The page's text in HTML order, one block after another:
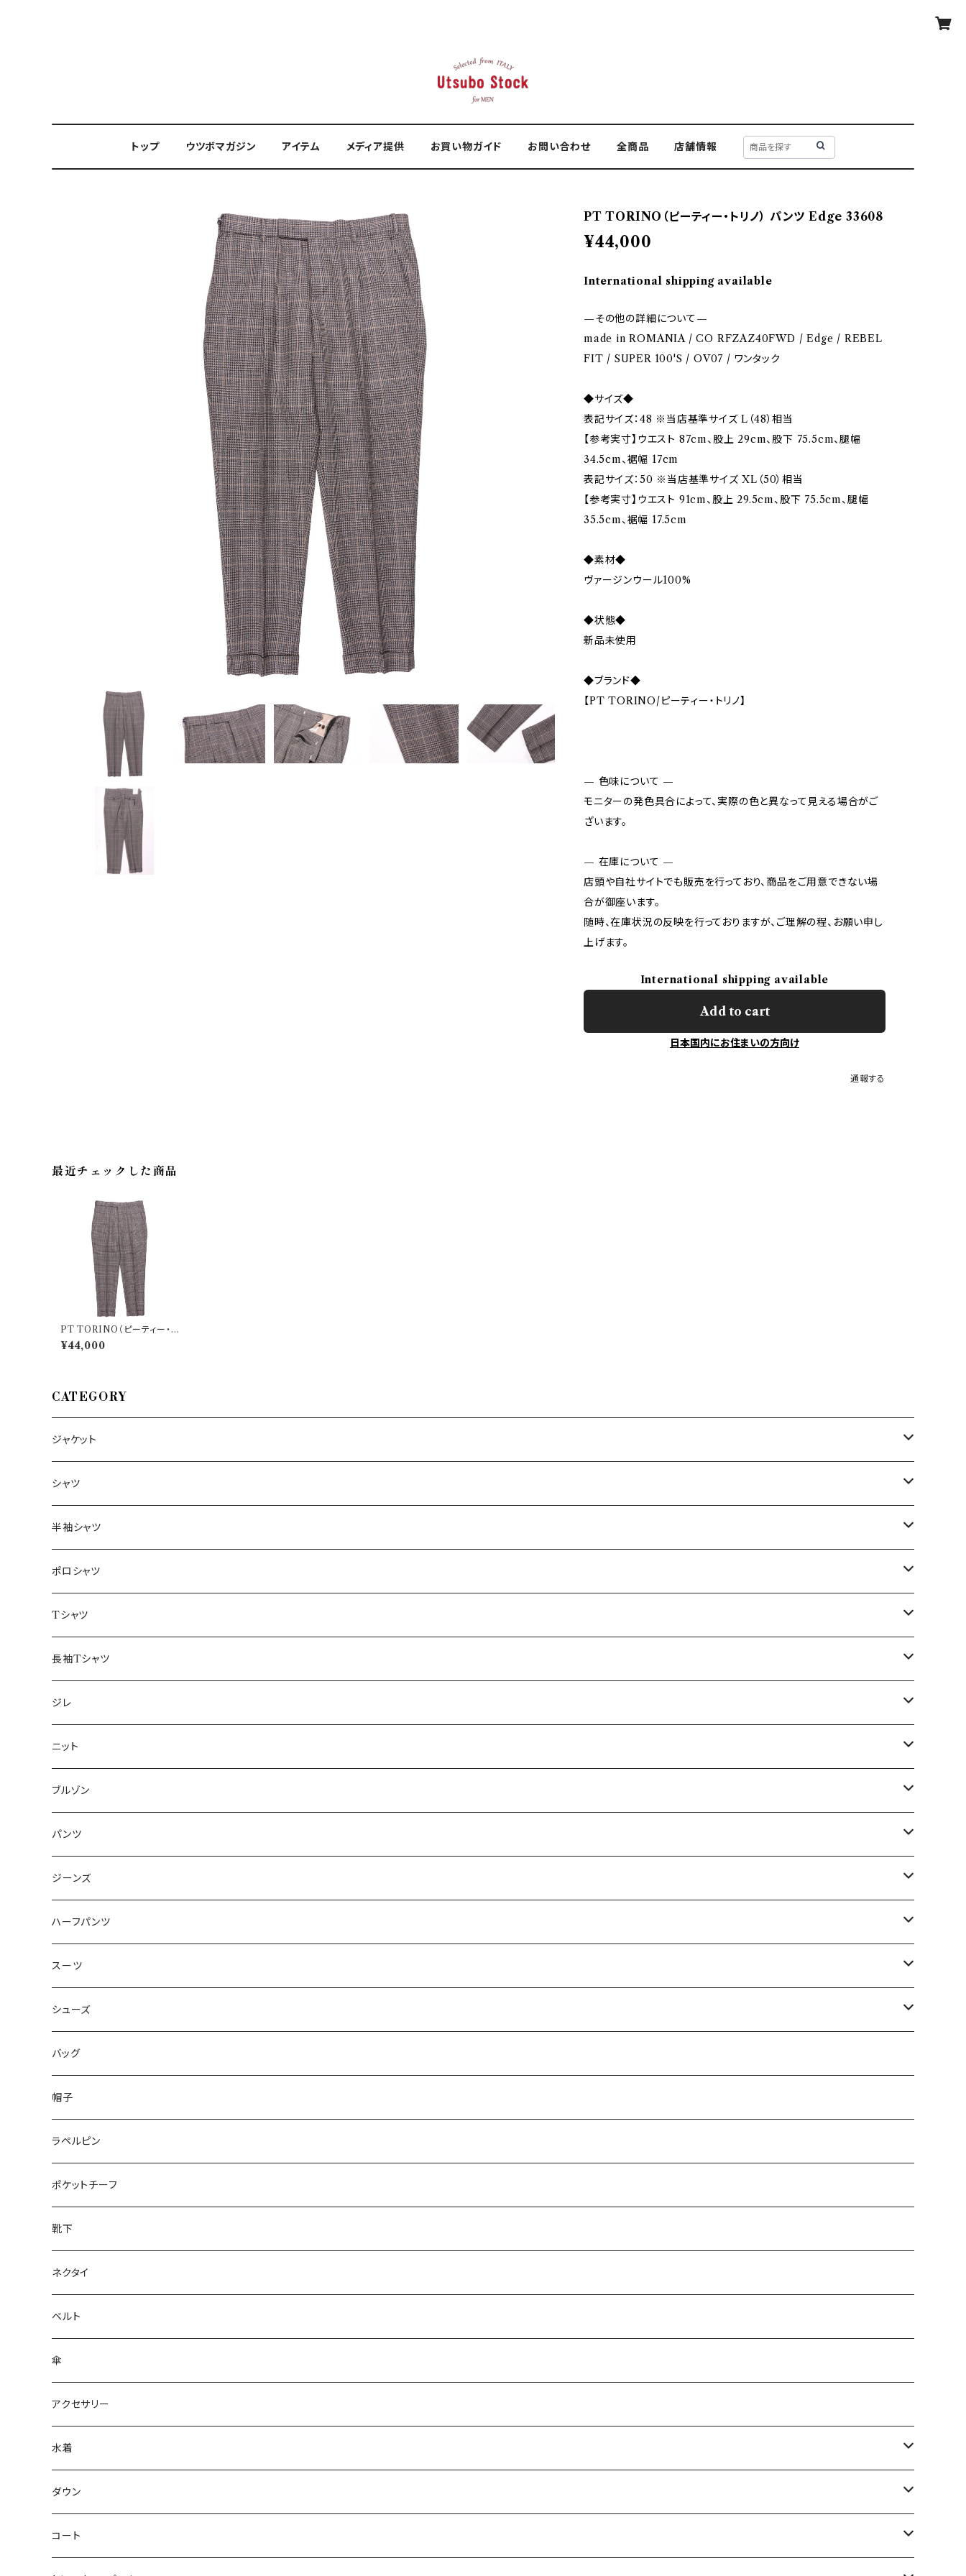
トップ ウツボマガジン アイテム メディア提供 お買い物ガイド お問い合わせ 全商品 店舗情報
PT TORINO（ピーティー・トリノ） パンツ Edge 33608
¥44,000
International shipping available
—その他の詳細について—
made in ROMANIA / CO RFZAZ40FWD / Edge / REBEL
FIT / SUPER 100'S / OV07 / ワンタック
◆サイズ◆
表記サイズ：48 ※当店基準サイズ L（48）相当
【参考実寸】ウエスト 87cm、股上 29cm、股下 75.5cm、腿幅
34.5cm、裾幅 17cm
表記サイズ：50 ※当店基準サイズ XL（50）相当
【参考実寸】ウエスト 91cm、股上 29.5cm、股下 75.5cm、腿幅
35.5cm、裾幅 17.5cm
◆素材◆
ヴァージンウール100%
◆状態◆
新品未使用
◆ブランド◆
【PT TORINO/ピーティー・トリノ】
— 色味について —
モニターの発色具合によって、実際の色と異なって見える場合がご
ざいます。
— 在庫について —
店頭や自社サイトでも販売を行っており、商品をご用意できない場
合が御座います。
随時、在庫状況の反映を行っておりますが、ご理解の程、お願い申し
上げます。
International shipping available
Add to cart
日本国内にお住まいの方向け
通報する
最近チェックした商品
PT TORINO（ピーティー・ト
リノ） パンツ Edge 33608
¥44,000
CATEGORY
ジャケット
～44/S
46/M
48/L
50/XL～
シャツ
～44/S
46/M
48/L
50/XL～
半袖シャツ
～44/S
46/M
48/L
50/XL～
ポロシャツ
～44/S
46/M
48/L
50/XL～
Tシャツ
～44/S
46/M
48/L
50/XL～
長袖Tシャツ
～44/S
46/M
48/L
50/XL～
ジレ
～44/S
46/M
48/L
50/XL～
ニット
～44/S
46/M
48/L
50/XL～
ブルゾン
～44/S
46/M
48/L
50/XL～
パンツ
～44/S
46/M
48/L
50/XL～
ジーンズ
～44/S
46/M
48/L
50/XL～
ハーフパンツ
～44/S
46/M
48/L
50/XL～
スーツ
～44/S
46/M
48/L
50/XL～
シューズ
～25.5cm
26cm～
27cm～
28cm～
バッグ
帽子
ラペルピン
ポケットチーフ
靴下
ネクタイ
ベルト
傘
アクセサリー
水着
～44/S
46/M
ダウン
～44/S
コート